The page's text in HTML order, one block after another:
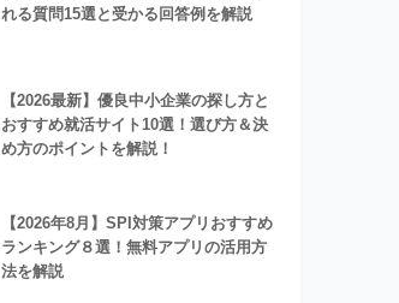
れる質問15選と受かる回答例を解説
【2026最新】優良中小企業の探し方と
おすすめ就活サイト10選！選び方＆決
め方のポイントを解説！
【2026年8月】SPI対策アプリおすすめ
ランキング８選！無料アプリの活用方
法を解説